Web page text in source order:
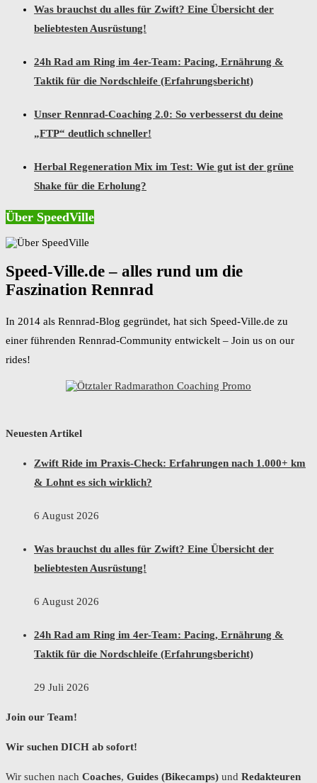
Was brauchst du alles für Zwift? Eine Übersicht der
beliebtesten Ausrüstung!
24h Rad am Ring im 4er-Team: Pacing, Ernährung &
Taktik für die Nordschleife (Erfahrungsbericht)
Unser Rennrad-Coaching 2.0: So verbesserst du deine
„FTP“ deutlich schneller!
Herbal Regeneration Mix im Test: Wie gut ist der grüne
Shake für die Erholung?
Über SpeedVille
Speed-Ville.de – alles rund um die
Faszination Rennrad
In 2014 als Rennrad-Blog gegründet, hat sich Speed-Ville.de zu
einer führenden Rennrad-Community entwickelt – Join us on our
rides!
Neuesten Artikel
Zwift Ride im Praxis-Check: Erfahrungen nach 1.000+ km
& Lohnt es sich wirklich?
6 August 2026
Was brauchst du alles für Zwift? Eine Übersicht der
beliebtesten Ausrüstung!
6 August 2026
24h Rad am Ring im 4er-Team: Pacing, Ernährung &
Taktik für die Nordschleife (Erfahrungsbericht)
29 Juli 2026
Join our Team!
Wir suchen DICH ab sofort!
Wir suchen nach Coaches, Guides (Bikecamps) und Redakteuren